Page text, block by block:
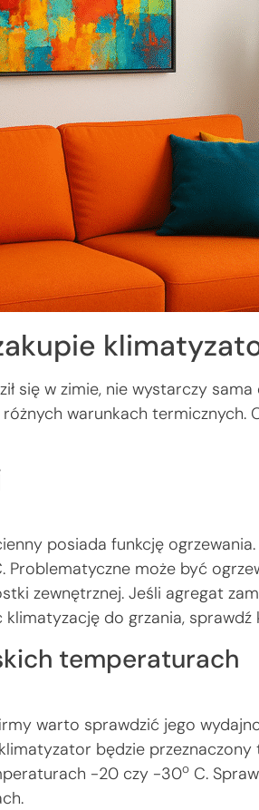
się w zimie, nie wystarczy
warunkach
posiada funkcję
Problematyczne może być
zewnętrznej. Jeśli agregat
do grzania,
temperaturach
warto sprawdzić jego
będzie
-20 czy -30o C.